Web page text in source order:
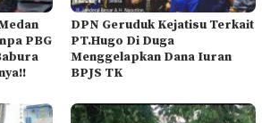
PBG
DPN Geruduk Kejatisu Terkait
PT.Hugo Di Duga
Menggelapkan Dana Iuran
BPJS TK